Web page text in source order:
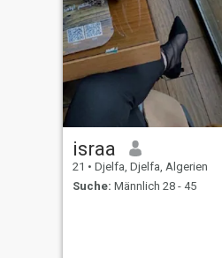
israa
21 • Djelfa, Djelfa, Algerien
Suche: Männlich 28 - 45